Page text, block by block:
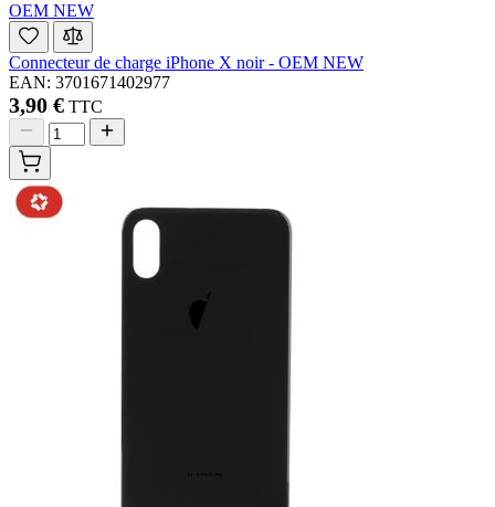
OEM NEW
Connecteur de charge iPhone X noir - OEM NEW
EAN: 3701671402977
3,90 € TTC